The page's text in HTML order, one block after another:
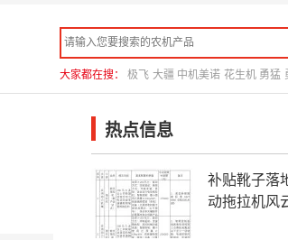
大家都在搜： 极飞 大疆 中机美诺 花生机 勇猛
热点信息
补贴靴子落
动拖拉机风